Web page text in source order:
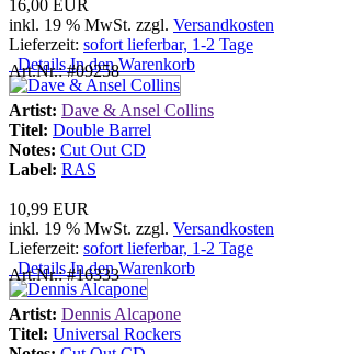
16,00 EUR
inkl. 19 % MwSt. zzgl. Versandkosten
Lieferzeit: sofort lieferbar, 1-2 Tage
DetailsIn den Warenkorb
Art.Nr.: #09258
Artist: Dave & Ansel Collins
Titel: Double Barrel
Notes: Cut Out CD
Label: RAS
10,99 EUR
inkl. 19 % MwSt. zzgl. Versandkosten
Lieferzeit: sofort lieferbar, 1-2 Tage
DetailsIn den Warenkorb
Art.Nr.: #16333
Artist: Dennis Alcapone
Titel: Universal Rockers